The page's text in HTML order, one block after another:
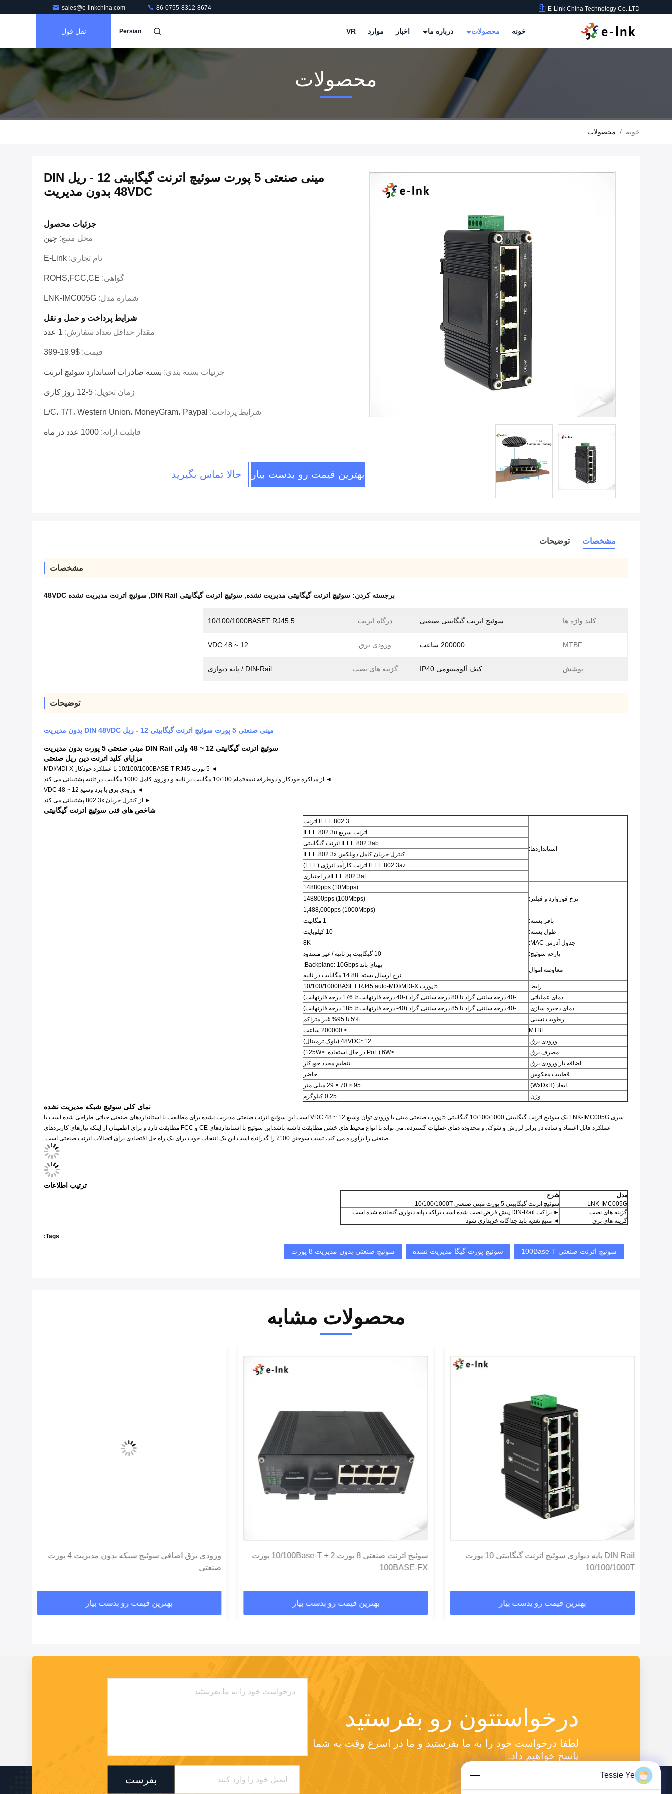
E-Link China Technology Co.,LTD
sales@e-linkchina.com 86-0755-8312-8674
خونه محصولات درباره ما اخبار موارد VR
Persian نقل قول
محصولات
خونه / محصولات
مینی صنعتی 5 پورت سوئیچ اترنت گیگابیتی 12 - ریل DIN
48VDC بدون مدیریت
جزئیات محصول
محل منبع: چین
نام تجاری: E-Link
گواهی: ROHS,FCC,CE
شماره مدل: LNK-IMC005G
شرایط پرداخت و حمل و نقل
مقدار حداقل تعداد سفارش: 1 عدد
قیمت: $19.9-399
جزئیات بسته بندی: بسته صادرات استاندارد سوئیچ اترنت
زمان تحویل: 5-12 روز کاری
شرایط پرداخت: L/C، T/T، Western Union، MoneyGram، Paypal
قابلیت ارائه: 1000 عدد در ماه
بهترین قیمت رو بدست بیار حالا تماس بگیرید
مشخصات توضیحات
مشخصات
برجسته کردن: سوئیچ اترنت گیگابیتی مدیریت نشده, سوئیچ اترنت گیگابیتی DIN Rail , سوئیچ اترنت مدیریت نشده 48VDC
کلید واژه ها: سوئیچ اترنت گیگابیتی صنعتی درگاه اترنت: 5 10/100/1000BASET RJ45
MTBF: 200000 ساعت ورودی برق: 12 ~ 48 VDC
پوشش: کیف آلومینیومی IP40 گزینه های نصب: DIN-Rail / پایه دیواری
توضیحات
مینی صنعتی 5 پورت سوئیچ اترنت گیگابیتی 12 - ریل DIN 48VDC بدون مدیریت
سوئیچ اترنت گیگابیتی 12 ~ 48 ولتی DIN Rail مینی صنعتی 5 پورت بدون مدیریت
مزایای کلید اترنت دین ریل صنعتی
◄ 5 پورت 10/100/1000BASE-T RJ45 با عملکرد خودکار MDI/MDI-X
◄ از مذاکره خودکار و دوطرفه نیمه/تمام 10/100 مگابیت بر ثانیه و دوروی کامل 1000 مگابیت در ثانیه پشتیبانی می کند
◄ ورودی برق با برد وسیع 12 ~ 48 VDC
► از کنترل جریان 802.3x پشتیبانی می کند
شاخص های فنی سوئیچ اترنت گیگابیتی
استانداردها:
IEEE 802.3 اترنت
اترنت سریع IEEE 802.3u
IEEE 802.3ab اترنت گیگابیتی
کنترل جریان کامل دوبلکس IEEE 802.3x
IEEE 802.3az اترنت کارآمد انرژی (EEE)
IEEE 802.3af/در اختیاری
نرخ فوروارد و فیلتر:
14880pps (10Mbps)
148800pps (100Mbps)
1,488,000pps (1000Mbps)
بافر بسته:
1 مگابیت
طول بسته:
10 کیلوبایت
جدول آدرس MAC:
8K
پارچه سوئیچ:
10 گیگابیت بر ثانیه / غیر مسدود
معاوضه اموال
پهنای باند Backplane: 10Gbps;
نرخ ارسال بسته: 14.88 مگابایت در ثانیه
رابط:
5 پورت 10/100/1000BASET RJ45 auto-MDI/MDI-X
دمای عملیاتی:
-40 درجه سانتی گراد تا 80 درجه سانتی گراد (-40 درجه فارنهایت تا 176 درجه فارنهایت)
دمای ذخیره سازی:
-40 درجه سانتی گراد تا 85 درجه سانتی گراد (40- درجه فارنهایت تا 185 درجه فارنهایت)
رطوبت نسبی:
5% تا 95% غیر متراکم
MTBF
> 200000 ساعت
ورودی برق:
12~48VDC (بلوک ترمینال)
مصرف برق:
<6W (PoE در حال استفاده: <125W)
اضافه بار ورودی برق:
تنظیم مجدد خودکار
قطبیت معکوس:
حاضر
ابعاد (WxDxH):
95 × 70 × 29 میلی متر
وزن:
0.25 کیلوگرم
نمای کلی سوئیچ شبکه مدیریت نشده
سری LNK-IMC005G یک سوئیچ اترنت گیگابیتی 10/100/1000 گیگابیتی 5 پورت صنعتی مینی با ورودی توان وسیع 12 ~ 48 VDC است.این سوئیچ اترنت صنعتی مدیریت نشده برای مطابقت با استانداردهای صنعتی حیاتی طراحی شده است.با
عملکرد قابل اعتماد و ساده در برابر لرزش و شوک، و محدوده دمای عملیات گسترده، می تواند با انواع محیط های خشن مطابقت داشته باشد.این سوئیچ با استانداردهای CE و FCC مطابقت دارد و برای اطمینان از اینکه نیازهای کاربردهای
صنعتی را برآورده می کند، تست سوختن 100٪ را گذرانده است.این یک انتخاب خوب برای یک راه حل اقتصادی برای اتصالات اترنت صنعتی است.
ترتیب اطلاعات
مدل
شرح
LNK-IMC005G
سوئیچ اترنت گیگابیتی 5 پورت مینی صنعتی 10/100/1000T
گزینه های نصب
► براکت DIN-Rail پیش فرض نصب شده است.براکت پایه دیواری گنجانده شده است.
گزینه های برق
◄ منبع تغذیه باید جداگانه خریداری شود
Tags:
سوئیچ اترنت صنعتی 100Base-T سوئیچ پورت گیگا مدیریت نشده سوئیچ صنعتی بدون مدیریت 8 پورت
محصولات مشابه
DIN Rail پایه دیواری سوئیچ اترنت گیگابیتی 10 پورت
10/100/1000T
بهترین قیمت رو بدست بیار
سوئیچ اترنت صنعتی 8 پورت 10/100Base-T + 2 پورت
100BASE-FX
بهترین قیمت رو بدست بیار
ورودی برق اضافی سوئیچ شبکه بدون مدیریت 4 پورت
صنعتی
بهترین قیمت رو بدست بیار
درخواستتون رو بفرستيد
پاسخ خواهیم داد.
بفرست Tessie Ye